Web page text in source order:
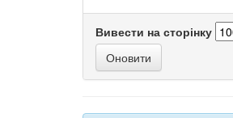
Вивести на сторінку